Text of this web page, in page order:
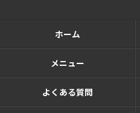
ホーム
メニュー
よくある質問